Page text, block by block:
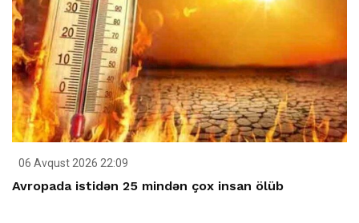
06 Avqust 2026 22:09
Avropada istidən 25 mindən çox insan ölüb